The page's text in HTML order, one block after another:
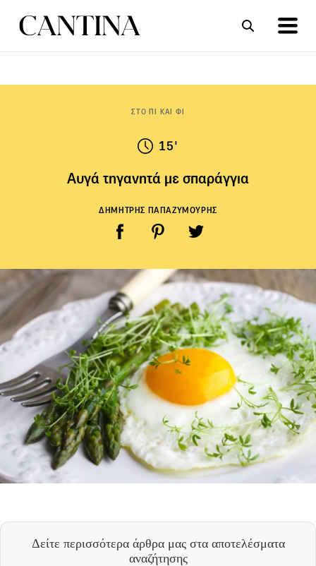
ΣΤΟ ΠΙ ΚΑΙ ΦΙ
15'
Αυγά τηγανητά με σπαράγγια
ΔΗΜΗΤΡΗΣ ΠΑΠΑΖΥΜΟΥΡΗΣ
Δείτε περισσότερα άρθρα μας στα αποτελέσματα
αναζήτησης